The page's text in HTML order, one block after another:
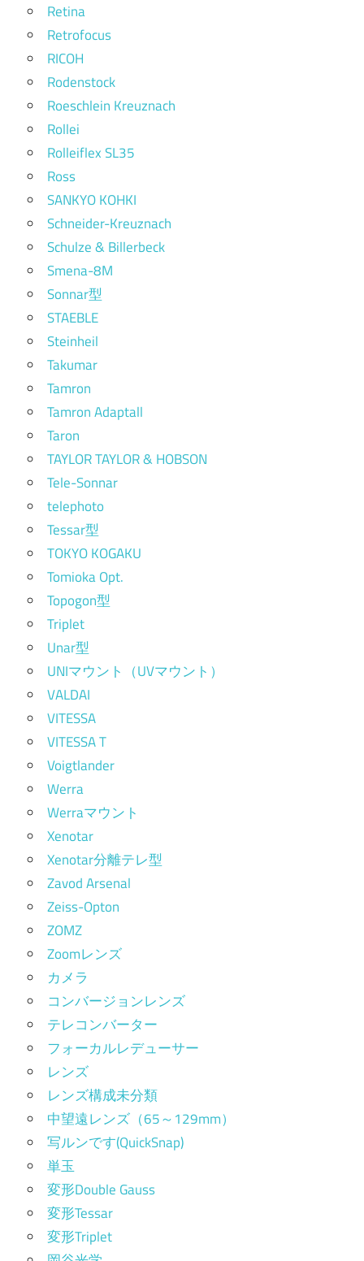
Retina
Retrofocus
RICOH
Rodenstock
Roeschlein Kreuznach
Rollei
Rolleiflex SL35
Ross
SANKYO KOHKI
Schneider-Kreuznach
Schulze & Billerbeck
Smena-8M
Sonnar型
STAEBLE
Steinheil
Takumar
Tamron
Tamron Adaptall
Taron
TAYLOR TAYLOR & HOBSON
Tele-Sonnar
telephoto
Tessar型
TOKYO KOGAKU
Tomioka Opt.
Topogon型
Triplet
Unar型
UNIマウント（UVマウント）
VALDAI
VITESSA
VITESSA T
Voigtlander
Werra
Werraマウント
Xenotar
Xenotar分離テレ型
Zavod Arsenal
Zeiss-Opton
ZOMZ
Zoomレンズ
カメラ
コンバージョンレンズ
テレコンバーター
フォーカルレデューサー
レンズ
レンズ構成未分類
中望遠レンズ（65～129mm）
写ルンです(QuickSnap)
単玉
変形Double Gauss
変形Tessar
変形Triplet